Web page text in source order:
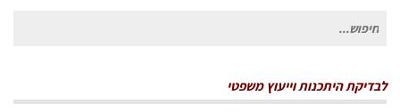
חיפוש
לבדיקת היתכנות וייעוץ משפטי